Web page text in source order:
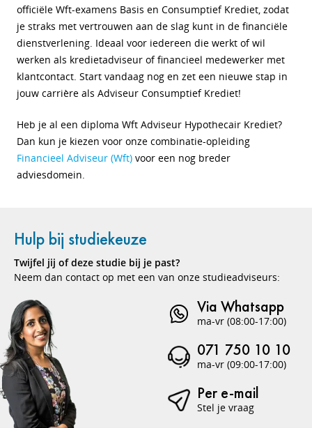
officiële Wft-examens Basis en Consumptief Krediet, zodat
je straks met vertrouwen aan de slag kunt in de financiële
dienstverlening. Ideaal voor iedereen die werkt of wil
werken als kredietadviseur of financieel medewerker met
klantcontact. Start vandaag nog en zet een nieuwe stap in
jouw carrière als Adviseur Consumptief Krediet!
Heb je al een diploma Wft Adviseur Hypothecair Krediet?
Dan kun je kiezen voor onze combinatie-opleiding
Financieel Adviseur (Wft) voor een nog breder
adviesdomein.
Hulp bij studiekeuze
Twijfel jij of deze studie bij je past?
Neem dan contact op met een van onze studieadviseurs:
Via Whatsapp
ma-vr (08:00-17:00)
071 750 10 10
ma-vr (09:00-17:00)
Per e-mail
Stel je vraag